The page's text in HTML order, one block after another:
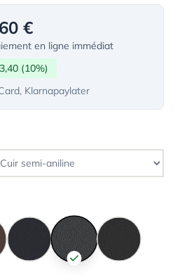
€
en ligne immédiat
(10%)
Klarnapaylater